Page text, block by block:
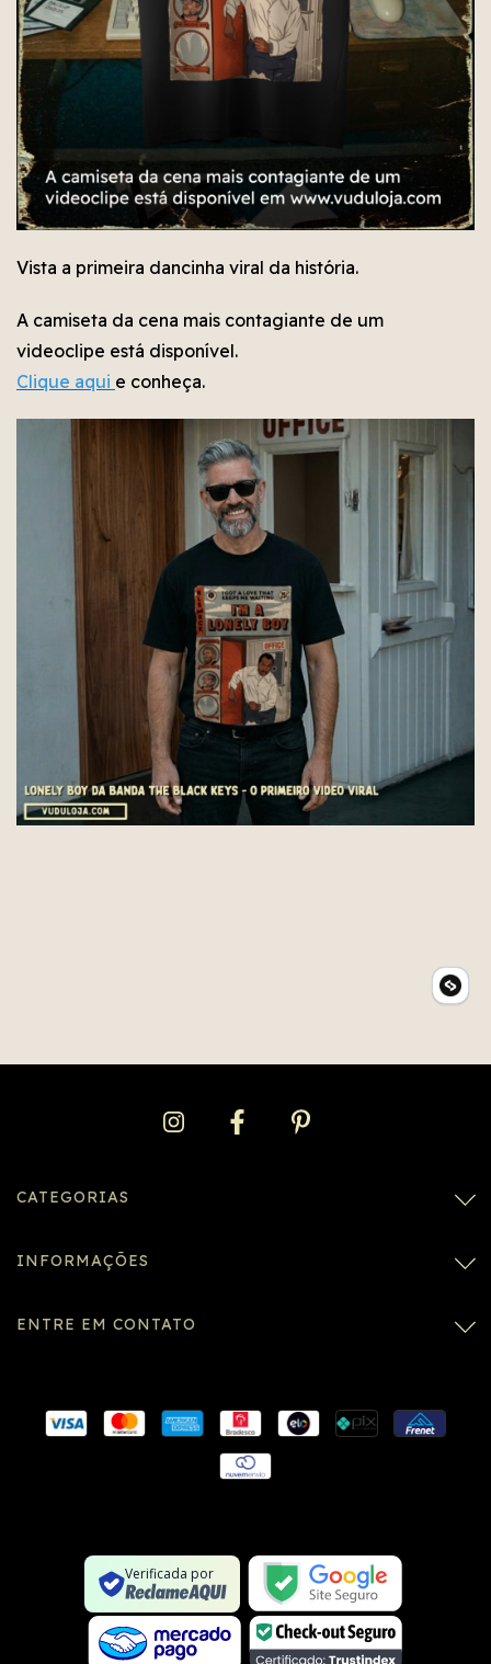
Vista a primeira dancinha viral da história.
A camiseta da cena mais contagiante de um
videoclipe está disponível.
Clique aqui e conheça.
CATEGORIAS
INFORMAÇÕES
ENTRE EM CONTATO
Verificada por
Não é um site na lista negra
Google Safe Browsing